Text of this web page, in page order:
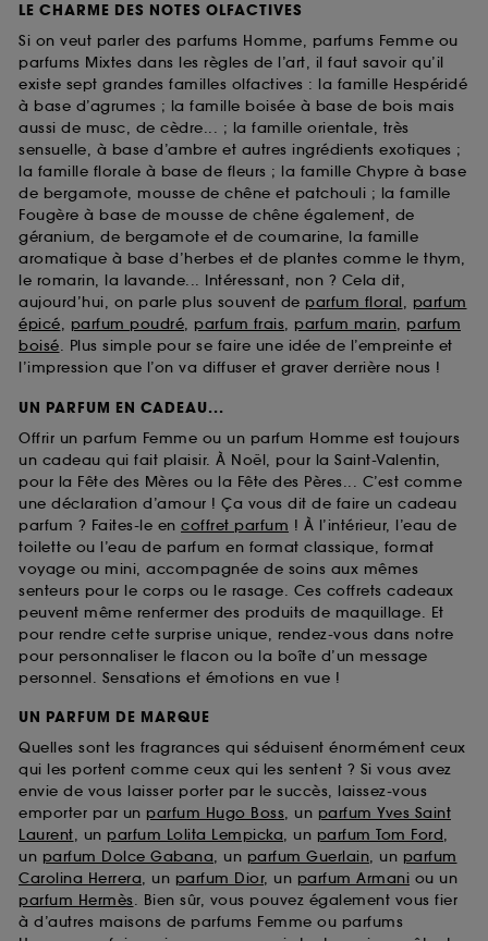
LE CHARME DES NOTES OLFACTIVES
Si on veut parler des parfums Homme, parfums Femme ou
parfums Mixtes dans les règles de l’art, il faut savoir qu’il
existe sept grandes familles olfactives : la famille Hespéridé
à base d’agrumes ; la famille boisée à base de bois mais
aussi de musc, de cèdre... ; la famille orientale, très
sensuelle, à base d’ambre et autres ingrédients exotiques ;
la famille florale à base de fleurs ; la famille Chypre à base
de bergamote, mousse de chêne et patchouli ; la famille
Fougère à base de mousse de chêne également, de
géranium, de bergamote et de coumarine, la famille
aromatique à base d’herbes et de plantes comme le thym,
le romarin, la lavande... Intéressant, non ? Cela dit,
aujourd’hui, on parle plus souvent de parfum floral, parfum
épicé, parfum poudré, parfum frais, parfum marin, parfum
boisé. Plus simple pour se faire une idée de l’empreinte et
l’impression que l’on va diffuser et graver derrière nous !
UN PARFUM EN CADEAU...
Offrir un parfum Femme ou un parfum Homme est toujours
un cadeau qui fait plaisir. À Noël, pour la Saint-Valentin,
pour la Fête des Mères ou la Fête des Pères... C’est comme
une déclaration d’amour ! Ça vous dit de faire un cadeau
parfum ? Faites-le en coffret parfum ! À l’intérieur, l’eau de
toilette ou l’eau de parfum en format classique, format
voyage ou mini, accompagnée de soins aux mêmes
senteurs pour le corps ou le rasage. Ces coffrets cadeaux
peuvent même renfermer des produits de maquillage. Et
pour rendre cette surprise unique, rendez-vous dans notre
pour personnaliser le flacon ou la boîte d’un message
personnel. Sensations et émotions en vue !
UN PARFUM DE MARQUE
Quelles sont les fragrances qui séduisent énormément ceux
qui les portent comme ceux qui les sentent ? Si vous avez
envie de vous laisser porter par le succès, laissez-vous
emporter par un parfum Hugo Boss, un parfum Yves Saint
Laurent, un parfum Lolita Lempicka, un parfum Tom Ford,
un parfum Dolce Gabana, un parfum Guerlain, un parfum
Carolina Herrera, un parfum Dior, un parfum Armani ou un
parfum Hermès. Bien sûr, vous pouvez également vous fier
à d’autres maisons de parfums Femme ou parfums